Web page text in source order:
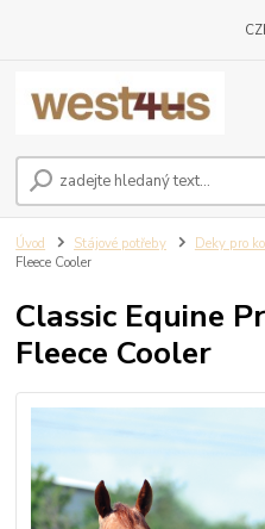
Úvod Stájové potřeby Deky pro
Fleece Cooler
Classic Equine
Fleece Cooler